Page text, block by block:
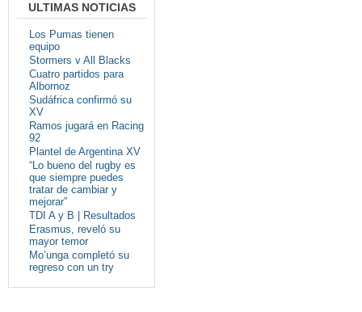
ULTIMAS NOTICIAS
Los Pumas tienen
equipo
Stormers v All Blacks
Cuatro partidos para
Albornoz
Sudáfrica confirmó su
XV
Ramos jugará en Racing
92
Plantel de Argentina XV
“Lo bueno del rugby es
que siempre puedes
tratar de cambiar y
mejorar”
TDI A y B | Resultados
Erasmus, reveló su
mayor temor
Mo’unga completó su
regreso con un try